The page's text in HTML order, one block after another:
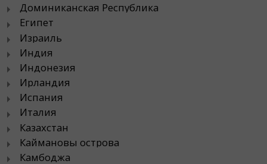
Доминиканская Республика
Египет
Израиль
Индия
Индонезия
Ирландия
Испания
Италия
Казахстан
Каймановы острова
Камбоджа